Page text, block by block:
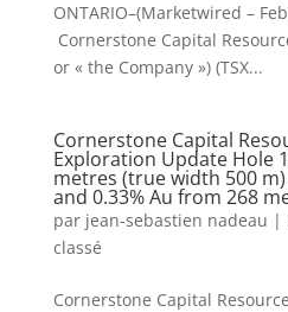
ONTARIO–(Marketwired –
Cornerstone Capital
or « the Company ») (TSX...
Cornerstone Capital
Exploration Update Hole
metres (true width 500 m)
and 0.33% Au from 268
par jean-sebastien nadeau |
classé
Cornerstone Capital